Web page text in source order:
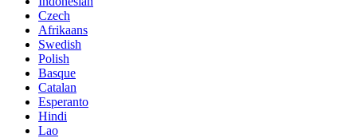
Czech
Afrikaans
Swedish
Polish
Basque
Catalan
Esperanto
Hindi
Lao